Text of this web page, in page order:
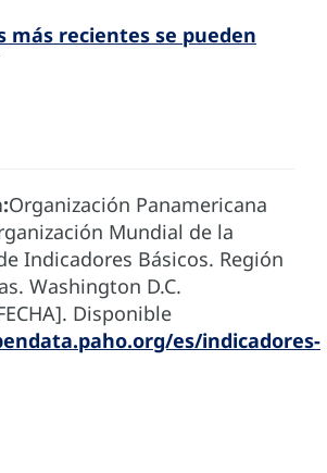
más recientes se pueden
Organización Panamericana
Mundial de la
Indicadores Básicos. Región
Washington D.C.
Disponible
es/indicadores-